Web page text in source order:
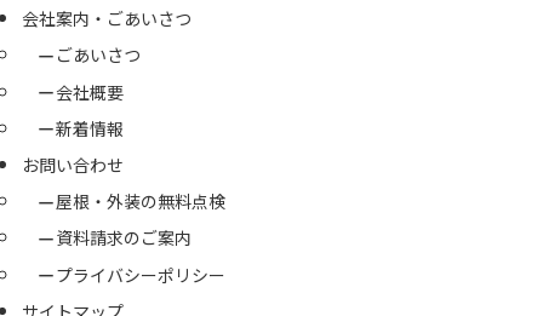
会社案内・ごあいさつ
ごあいさつ
会社概要
新着情報
お問い合わせ
屋根・外装の無料点検
資料請求のご案内
プライバシーポリシー
サイトマップ